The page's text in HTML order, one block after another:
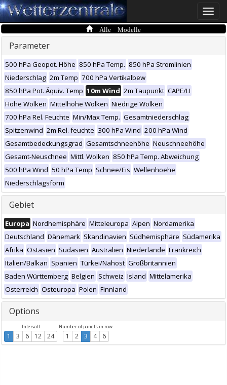
Toggle
Alle Modelle
Parameter
500 hPa Geopot. Höhe 850 hPa Temp. 850 hPa Stromlinien
Niederschlag 2m Temp 700 hPa Vertikalbew
850 hPa Pot. Äquiv. Temp 10m Wind 2m Taupunkt CAPE/LI
Hohe Wolken Mittelhohe Wolken Niedrige Wolken
700 hPa Rel. Feuchte Min/Max Temp. Gesamtniederschlag
Spitzenwind 2m Rel. feuchte 300 hPa Wind 200 hPa Wind
Gesamtbedeckungsgrad Gesamtschneehöhe Neuschneehöhe
Gesamt-Neuschnee Mittl. Wolken 850 hPa Temp. Abweichung
500 hPa Wind 50 hPa Temp Schnee/Eis Wellenhoehe
Niederschlagsform
Gebiet
Europa Nordhemisphäre Mitteleuropa Alpen Nordamerika
Deutschland Dänemark Skandinavien Südhemisphäre Südamerika
Afrika Ostasien Südasien Australien Niederlande Frankreich
Italien/Balkan Spanien Türkei/Nahost Großbritannien
Baden Württemberg Belgien Schweiz Island Mittelamerika
Österreich Osteuropa Polen Finnland
Options
Intervall
1 3 6 12 24
Number of panels in row
1 2 3 4 6